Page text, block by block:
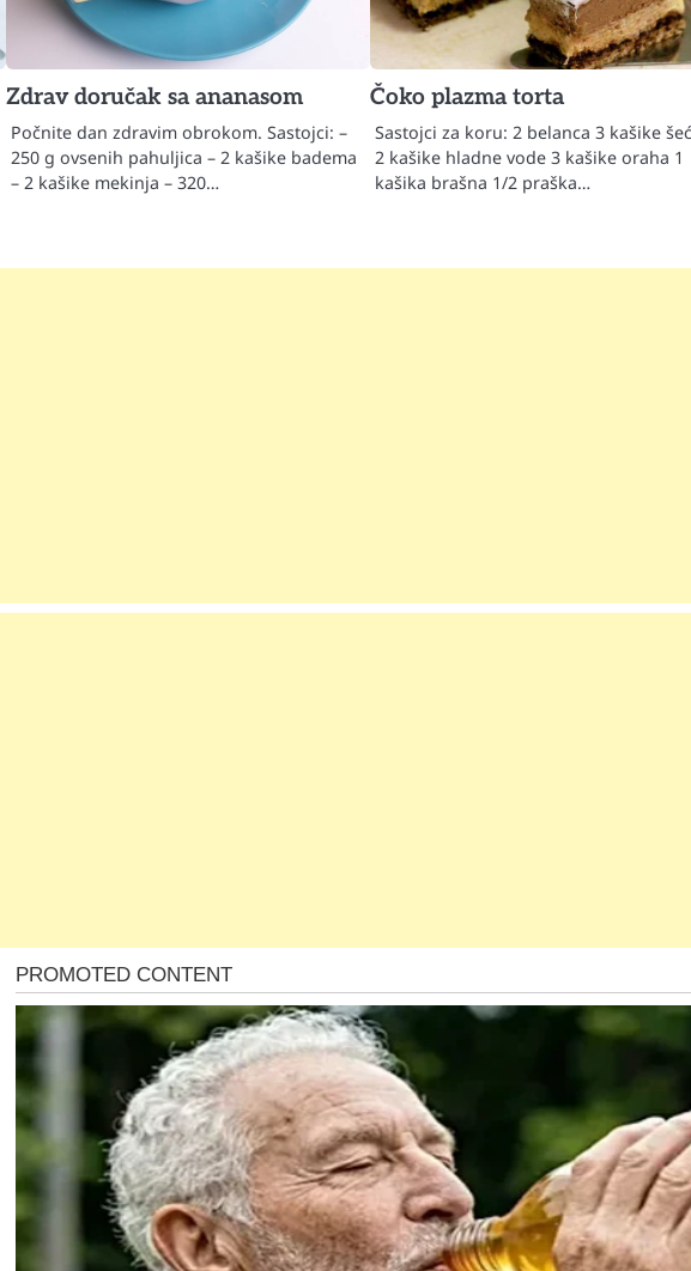
Zdrav doručak sa ananasom
Počnite dan zdravim obrokom. Sastojci: –
250 g ovsenih pahuljica – 2 kašike badema
– 2 kašike mekinja – 320…
Čoko plazma torta
Sastojci za koru: 2 belanca 3 kašike
2 kašike hladne vode 3 kašike oraha 1
kašika brašna 1/2 praška…